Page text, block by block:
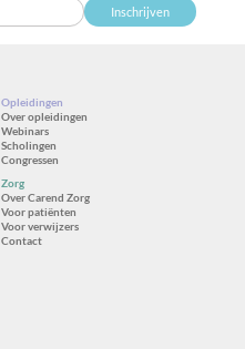
Inschrijven
Opleidingen
Over opleidingen
Webinars
Scholingen
Congressen
Zorg
Over Carend Zorg
Voor patiënten
Voor verwijzers
Contact